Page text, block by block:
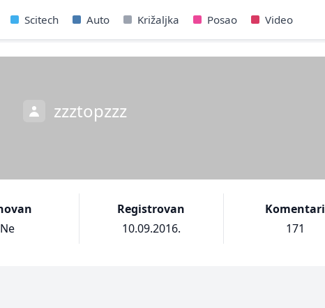
Scitech Auto Križaljka Posao Video
zzztopzzz
Ne
Registrovan
10.09.2016.
Komentari
171